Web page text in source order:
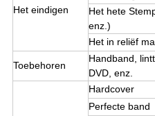
Het eindigen
Het hete
enz.)
Het in reliëf
Toebehoren
Handband,
DVD, enz.
Hardcover
Perfecte band